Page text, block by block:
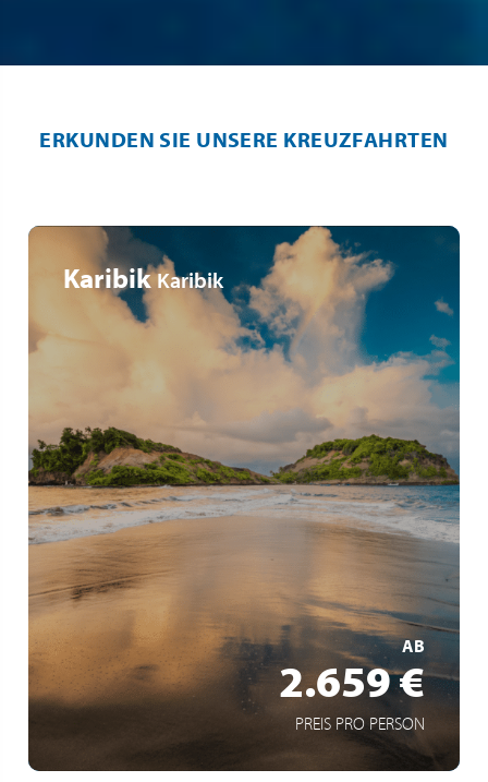
ERKUNDEN SIE UNSERE KREUZFAHRTEN
Karibik Karibik
AB
2.659 €
PREIS PRO PERSON
8-Nächte-Kreuzfahrt in der Karibik
Stopps in Martinique, Guadeloupe, St. Lucia, Barbados,
Kreuzfahrt an Bord der MSC World Europa
MEHR ERFAHREN